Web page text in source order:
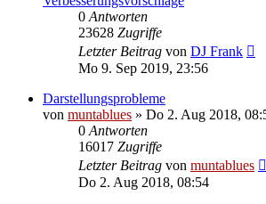
0 Antworten
23628 Zugriffe
Letzter Beitrag von DJ Frank
Mo 9. Sep 2019, 23:56
Darstellungsprobleme
von muntablues » Do 2. Aug 2018,
0 Antworten
16017 Zugriffe
Letzter Beitrag von muntablues
Do 2. Aug 2018, 08:54